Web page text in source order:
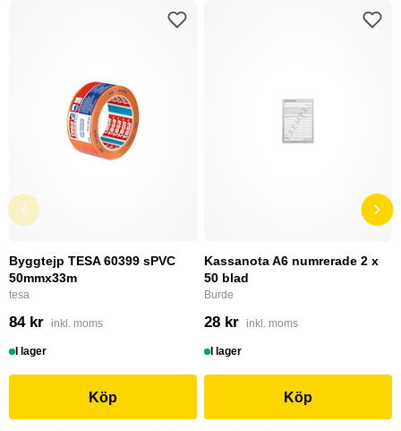
Byggtejp TESA 60399 sPVC
50mmx33m
tesa
84 kr inkl. moms
I lager
Köp
Kassanota A6 numrerade 2 x
50 blad
Burde
28 kr inkl. moms
I lager
Köp